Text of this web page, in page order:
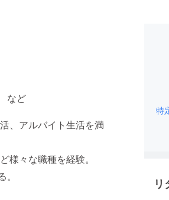
など
、アルバイト生活を満
様々な職種を経験。
特